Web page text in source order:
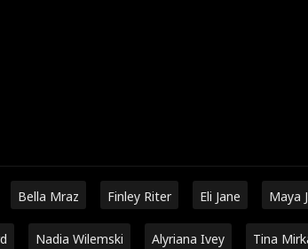
Bella Mraz Finley Riter Eli Jane Maya
Nadia Wilemski Alyriana Ivey Tina